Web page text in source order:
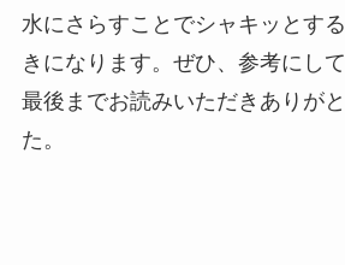
水にさらすことでシャキッとす
きになります。ぜひ、参考にし
最後までお読みいただきありが
た。